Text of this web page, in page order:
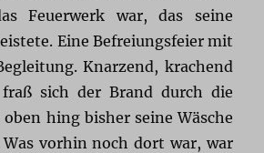
Feuerwerk war, das seine
Eine Befreiungsfeier mit
Knarzend, krachend
sich der Brand durch die
oben hing bisher seine Wäsche
vorhin noch dort war, war